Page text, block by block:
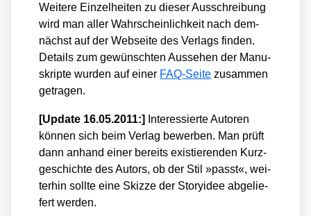
Wei­te­re Ein­zel­hei­ten zu die­ser Aus­schrei­bung
wird man aller Wahr­schein­lich­keit nach dem­
nächst auf der Web­sei­te des Ver­lags fin­den.
Details zum gewünsch­ten Aus­se­hen der Manu­
skrip­te wur­den auf einer FAQ-Sei­te zusam­men
getra­gen.
[Update 16.05.2011:]
Inter­es­sier­te Autoren
kön­nen sich beim Ver­lag bewer­ben. Man prüft
dann anhand einer bereits exis­tie­ren­den Kurz­
ge­schich­te des Autors, ob der Stil »passt«, wei­
ter­hin soll­te eine Skiz­ze der Sto­ry­idee abge­lie­
fert wer­den.